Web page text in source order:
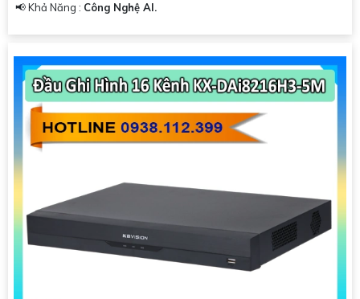
️📢 Khả Năng : Công Nghệ AI.